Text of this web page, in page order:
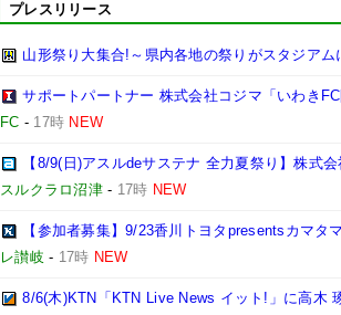
プレスリリース
山形祭り大集合!～県内各地の祭りがスタジアム
サポートパートナー 株式会社コジマ「いわき
FC - 17時 NEW
【8/9(日)アスルdeサステナ 全力夏祭り】株式
スルクラロ沼津- 17時 NEW
【参加者募集】9/23香川トヨタpresentsカマタ
レ讃岐 - 17時 NEW
8/6(木)KTN「KTN Live News イット!」に高木